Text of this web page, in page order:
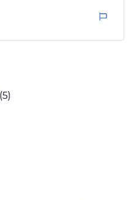
sauber ist die komplette
2. besuch im mai.
(5)